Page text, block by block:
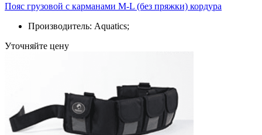
Пояс грузовой с карманами M-L (без пряжки) кордура
Производитель: Aquatics;
Уточняйте цену